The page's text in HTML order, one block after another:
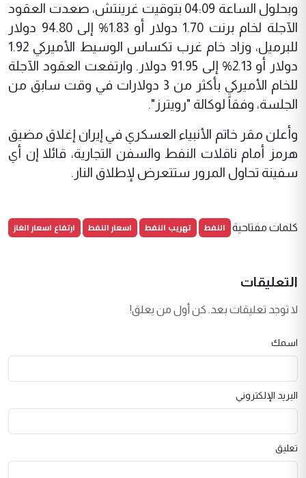
وبحلول الساعة 04:09 بتوقيت غرينتش، صعدت العقود
الآجلة لخام برنت 1.70 دولار أو 1.83% إلى 94.80 دولار
للبرميل، وزاد خام غرب تكساس الوسيط الأميركي 1.92
دولار أو 2.13% إلى 91.95 دولار. وارتفعت العقود الآجلة
للخام الأميركي بأكثر من 3 دولارات في وقت سابق من
الجلسة، وفقاً لوكالة "رويترز".
وأعلن مقر خاتم الأنبياء العسكري في إيران إغلاق مضيق
هرمز أمام ناقلات النفط والسفن التجارية، قائلا إن أي
سفينة تحاول المرور ستتعرض لإطلاق النار.
كلمات مفتاحية النفط تهريب النفط اسعار النفط ارتفاع اسعار الغاز
التعليقات
لا توجد تعليقات بعد. كن أول من يعلق!
اسمك
البريد الإلكتروني
تعليق